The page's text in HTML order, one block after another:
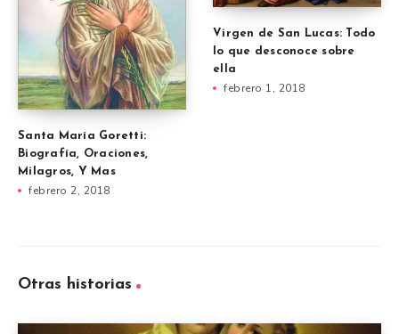
Santa María Goretti:
Biografía, Oraciones,
Milagros, Y Mas
febrero 2, 2018
Virgen de San Lucas: Todo
lo que desconoce sobre
ella
febrero 1, 2018
Otras historias